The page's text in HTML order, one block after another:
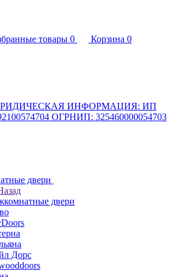
товары 0 Корзина 0
ИНФОРМАЦИЯ: ИП
ОГРНИП: 325460000054703
двери
двери
Дорс